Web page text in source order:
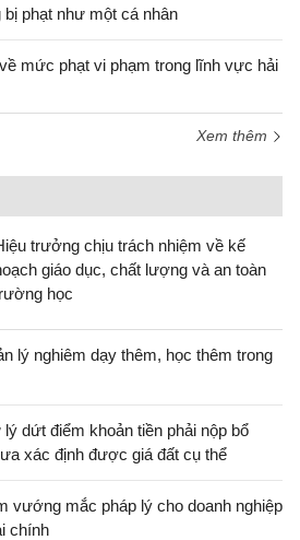
phạt như một cá nhân
mức phạt vi phạm trong lĩnh vực hải
Xem thêm
trưởng chịu trách nhiệm về kế
giáo dục, chất lượng và an toàn
học
lý nghiêm dạy thêm, học thêm trong
dứt điểm khoản tiền phải nộp bổ
xác định được giá đất cụ thể
vướng mắc pháp lý cho doanh nghiệp
chính